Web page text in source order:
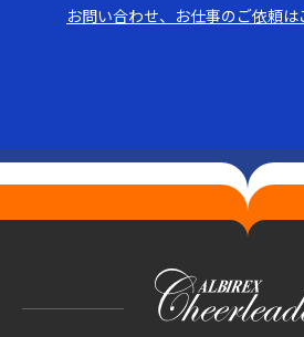
お問い合わせ、お仕事のご依頼は